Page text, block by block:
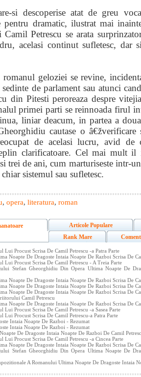
si descoperise atat de greu
pentru dramatic, ilustrat mai
Petrescu se arata
acelasi continut sufletesc, dar
geloziei se revine,
sedinte de parlament sau atunci
din Pitesti peroreaza despre
primei parti se reinnoada firul
liniar deacum, in partea a
cautase o
de acelasi lucru, avid de
clarificatoare. Cel mai mult il
trei de ani, cum marturiseste intr-
sistemul sau sufletesc.
, opera, literatura, roman
Articole Populare
Rank Mare
Lui Procust Scrisa De Camil Petrescu -a Patra Parte
Noapte De Dragoste Intaia Noapte De Razboi Scrisa De
Lui Procust Scrisa De Camil Petrescu - A Treia Parte
Stefan Gheorghidiu Din Opera Ultima Noapte De
Noapte De Dragoste Intaia Noapte De Razboi Scrisa De
Noapte De Dragoste Intaia Noapte De Razboi Scrisa De
Noapte De Dragoste Intaia Noapte De Razboi Scrisa De
Camil Petrescu
Noapte De Dragoste Intaia Noapte De Razboi Scrisa De
Lui Procust Scrisa De Camil Petrescu -a Sasea Parte
Lui Procust Scrisa De Camil Petrescu-a Patra Parte
Intaia Noapte De Razboi - Rezumat
Intaia Noapte De Razboi - Rezumat
De Dragoste Intaia Noapte De Razboi De Camil
Lui Procust Scrisa De Camil Petrescu -a Cincea Parte
Noapte De Dragoste Intaia Noapte De Razboi Scrisa De
Stefan Gheorghidiu Din Opera Ultima Noapte De
A Romanului Ultima Noapte De Dragoste Intaia